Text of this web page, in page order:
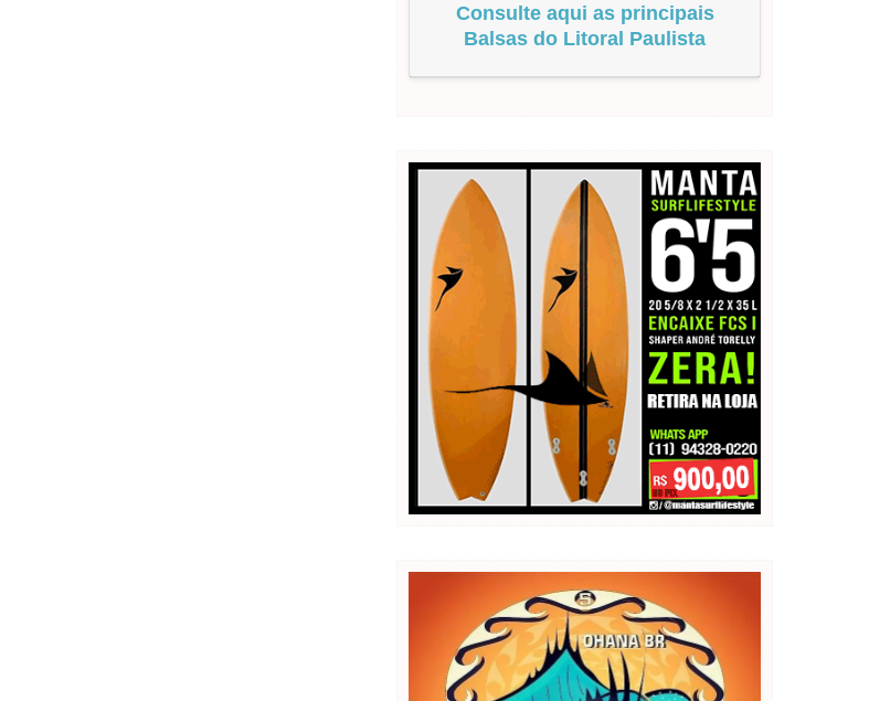
Consulte aqui as principais
Balsas do Litoral Paulista